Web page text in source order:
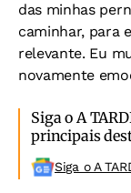
das minhas
caminhar, para
relevante. Eu
novamente
Siga o A
principais
Siga o A